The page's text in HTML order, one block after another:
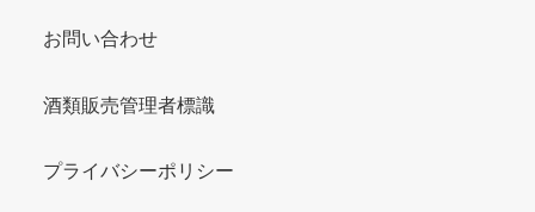
お問い合わせ
酒類販売管理者標識
プライバシーポリシー